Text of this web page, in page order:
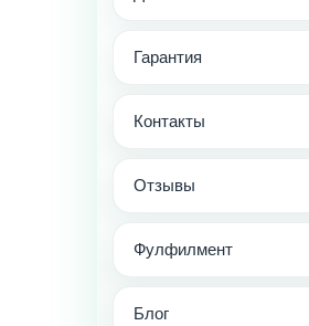
Гарантия
Контакты
Отзывы
Фулфилмент
Блог